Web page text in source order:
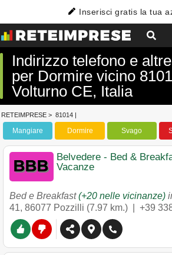
Inserisci gratis la tua
Indirizzo telefono e
per Dormire vicino
Volturno CE, Italia
RETEIMPRESE > 81014 |
Mangiare Dormire Svago
Belvedere - Bed &
Vacanze
Bed e Breakfast(+20 nelle vicinanze)
41, 86077 Pozzilli (7.97 km.) | +39